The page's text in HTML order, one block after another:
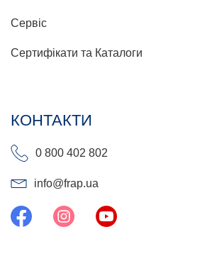
Сервіс
Сертифікати та Каталоги
КОНТАКТИ
0 800 402 802
info@frap.ua